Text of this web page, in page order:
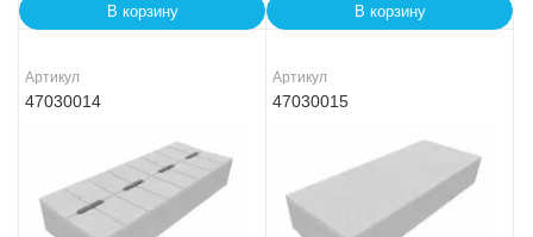
В корзину В корзину
Артикул
47030014
Артикул
47030015